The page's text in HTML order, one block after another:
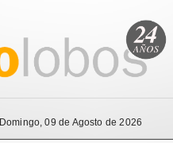
Domingo, 09 de Agosto de 2026